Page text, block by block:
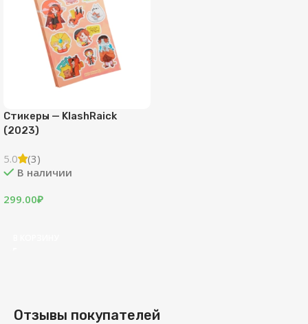
Стикеры — KlashRaick
(2023)
5.0
(3)
В наличии
299.00₽
Отзывы покупателей